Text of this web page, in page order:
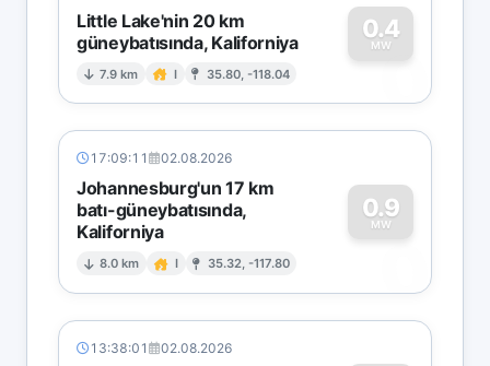
Little Lake'nin 20 km
güneybatısında, Kaliforniya
7.9 km I 35.80, -118.04
0.4
MW
0
17:09:11 02.08.2026
Johannesburg'un 17 km
batı-güneybatısında,
Kaliforniya
8.0 km I 35.32, -117.80
0.9
MW
0
13:38:01 02.08.2026